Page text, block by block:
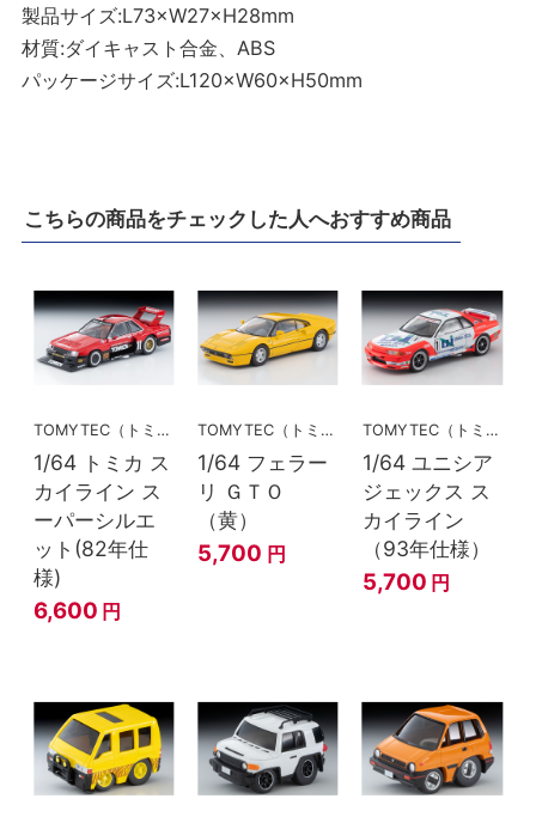
製品サイズ:L73×W27×H28mm
材質:ダイキャスト合金、ABS
パッケージサイズ:L120×W60×H50mm
こちらの商品をチェックした人へおすすめ商品
TOMYTEC（トミーテック）
1/64 トミカ ス
カイライン ス
ーパーシルエ
ット(82年仕
様)
6,600 円
TOMYTEC（トミーテック）
1/64 フェラー
リ ＧＴＯ
（黄）
5,700 円
TOMYTEC（トミーテック）
1/64 ユニシア
ジェックス ス
カイライン
（93年仕様）
5,700 円